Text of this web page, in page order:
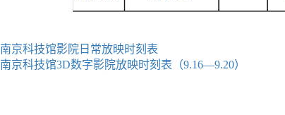
南京科技馆影院日常放映时刻表
南京科技馆3D数字影院放映时刻表（9.16—9.20）